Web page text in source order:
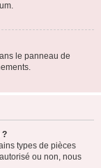
le panneau de
?
types de pièces
ou non, nous